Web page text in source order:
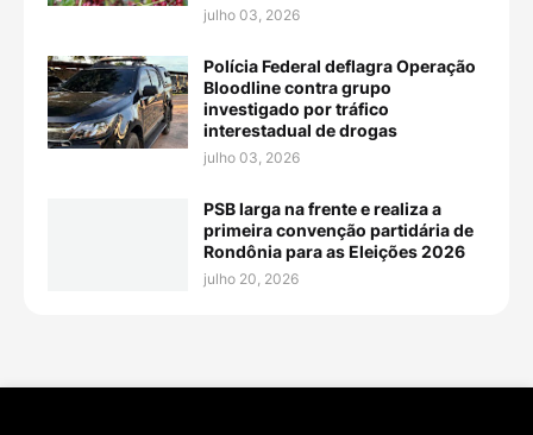
julho 03, 2026
Polícia Federal deflagra Operação
Bloodline contra grupo
investigado por tráfico
interestadual de drogas
julho 03, 2026
PSB larga na frente e realiza a
primeira convenção partidária de
Rondônia para as Eleições 2026
julho 20, 2026